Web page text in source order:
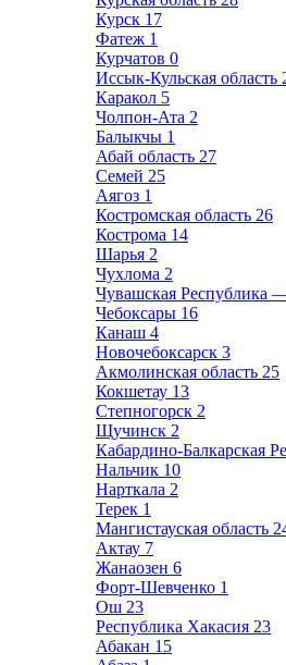
Курск 17
Фатеж 1
Курчатов 0
Иссык-Кульская область
Каракол 5
Чолпон-Ата 2
Балыкчы 1
Абай область 27
Семей 25
Аягоз 1
Костромская область 26
Кострома 14
Шарья 2
Чухлома 2
Чувашская Республика
Чебоксары 16
Канаш 4
Новочебоксарск 3
Акмолинская область 25
Кокшетау 13
Степногорск 2
Щучинск 2
Кабардино-Балкарская
Нальчик 10
Нарткала 2
Терек 1
Мангистауская область
Актау 7
Жанаозен 6
Форт-Шевченко 1
Ош 23
Республика Хакасия 23
Абакан 15